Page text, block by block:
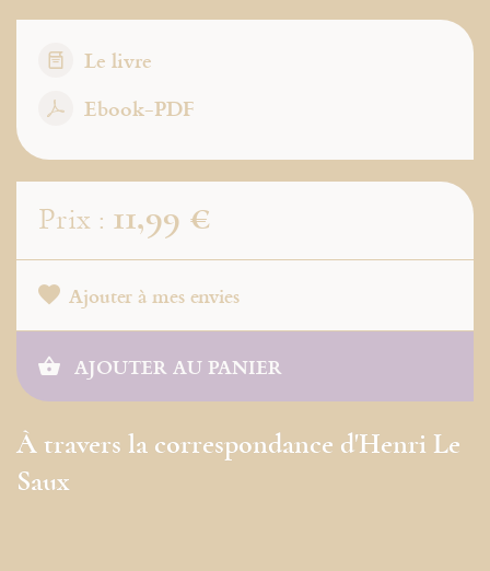
Le livre
Ebook-PDF
Prix : 11,99 €
Ajouter à mes envies
AJOUTER AU PANIER
À travers la correspondance d'Henri Le
Saux